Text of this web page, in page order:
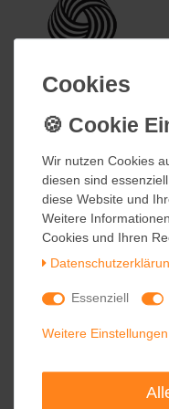
Cookies
Wir nutzen Cookies
diesen sind
diese Website und
Weitere
Cookies und Ihren
Essenziell
Weitere Einstellungen
Cookies
Wir nutzen Cookies
diesen sind
diese Website und
Weitere
Cookies und Ihren
Essenziell
Weitere Einstellungen